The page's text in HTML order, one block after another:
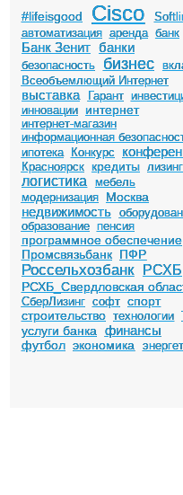
#lifeisgood Cisco
автоматизация аренда банк
Банк Зенит банки
безопасность бизнес
Всеобъемлющий Интернет
выставка Гарант
инновации
интернет
интернет-магазин
информационная
ипотека
Конкурс
Красноярск кредиты лизинг
логистика
мебель
модернизация
Москва
недвижимость
образование пенсия
программное обеспечение
Промсвязьбанк ПФР
Россельхозбанк РСХБ
РСХБ_Свердловская
СберЛизинг софт спорт
строительство технологии
услуги банка финансы
футбол экономика